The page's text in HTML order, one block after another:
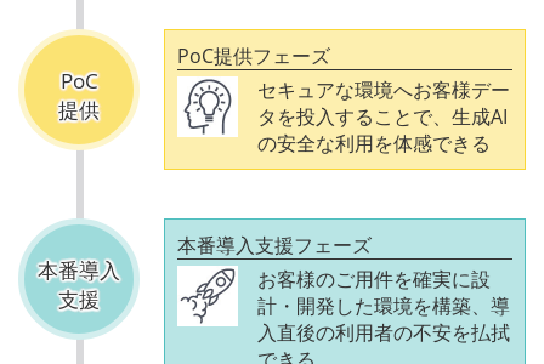
PoC
提供
PoC提供フェーズ
セキュアな環境へお客様デー
タを投入することで、生成AI
の安全な利用を体感できる
本番導入
支援
本番導入支援フェーズ
お客様のご用件を確実に設
計・開発した環境を構築、導
入直後の利用者の不安を払拭